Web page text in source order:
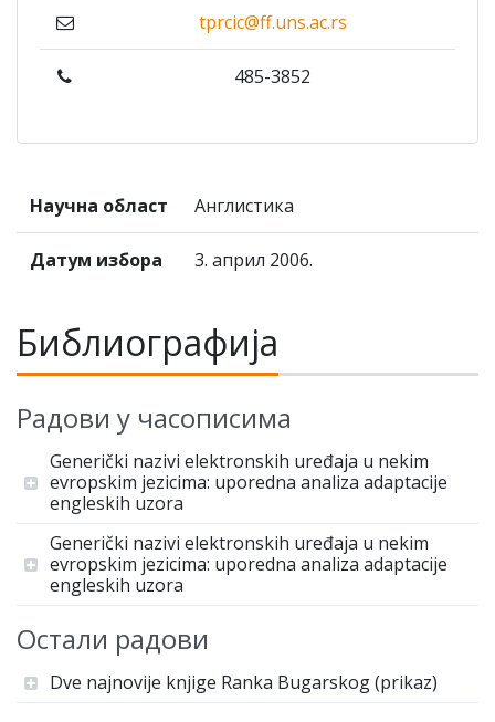
tprcic@ff.uns.ac.rs
485-3852
Научна област Англистика
Датум избора 3. април 2006.
Библиографија
Радови у часописима
Generički nazivi elektronskih uređaja u nekim
evropskim jezicima: uporedna analiza adaptacije
engleskih uzora
Generički nazivi elektronskih uređaja u nekim
evropskim jezicima: uporedna analiza adaptacije
engleskih uzora
Остали радови
Dve najnovije knjige Ranka Bugarskog (prikaz)